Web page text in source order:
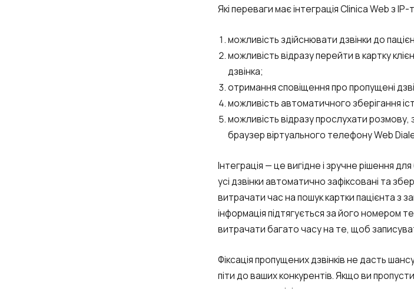
Які переваги має інтеграція Clinica Web з
можливість здійснювати дзвінки до
можливість відразу перейти в картку
дзвінка;
отримання сповіщення про пропущені
можливість автоматичного зберігання
можливість відразу прослухати розмову,
браузер віртуального телефону Web
Інтеграція — це вигідне і зручне рішення
усі дзвінки автоматично зафіксовані та
витрачати час на пошук картки пацієнта з
інформація підтягується за його номером
витрачати багато часу на те, щоб
Фіксація пропущених дзвінків не дасть
піти до ваших конкурентів. Якщо ви
Need